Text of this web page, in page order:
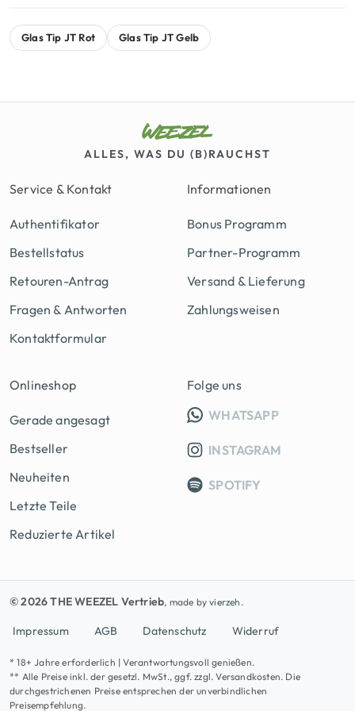
a
r
5
,
€
,
9
.
u
n
e
Glas Tip JT Rot Glas Tip JT Gelb
ALLES, WAS DU (B)RAUCHST
Service & Kontakt
Authentifikator
Bestellstatus
Retouren-Antrag
Fragen & Antworten
Kontaktformular
Informationen
Bonus Programm
Partner-Programm
Versand & Lieferung
Zahlungsweisen
Onlineshop
Gerade angesagt
Bestseller
Neuheiten
Letzte Teile
Reduzierte Artikel
Folge uns
WHATSAPPINFO
INSTAGRAM
SPOTIFY
© 2026 THE WEEZEL Vertrieb, made byvierzeh.
Impressum AGB Datenschutz Widerruf
* 18+ Jahre erforderlich | Verantwortungsvoll genießen.
** Alle Preise inkl. der gesetzl. MwSt., ggf. zzgl. Versandkosten. Die
durchgestrichenen Preise entsprechen der unverbindlichen
Preisempfehlung.